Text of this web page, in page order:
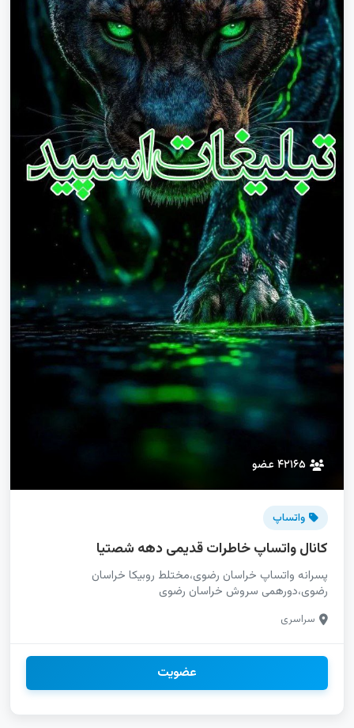
۴۲۱۶۵ عضو
واتساپ
کانال واتساپ خاطرات قدیمی دهه شصتیا
پسرانه واتساپ خراسان رضوی،مختلط روبیکا خراسان
رضوی،دورهمی سروش خراسان رضوی
سراسری
عضویت